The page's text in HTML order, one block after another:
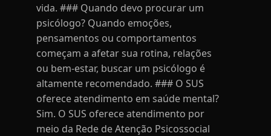
vida. ### Quando devo procurar um
psicólogo? Quando emoções,
pensamentos ou comportamentos
começam a afetar sua rotina, relações
ou bem-estar, buscar um psicólogo é
altamente recomendado. ### O SUS
oferece atendimento em saúde mental?
Sim. O SUS oferece atendimento por
meio da Rede de Atenção Psicossocial